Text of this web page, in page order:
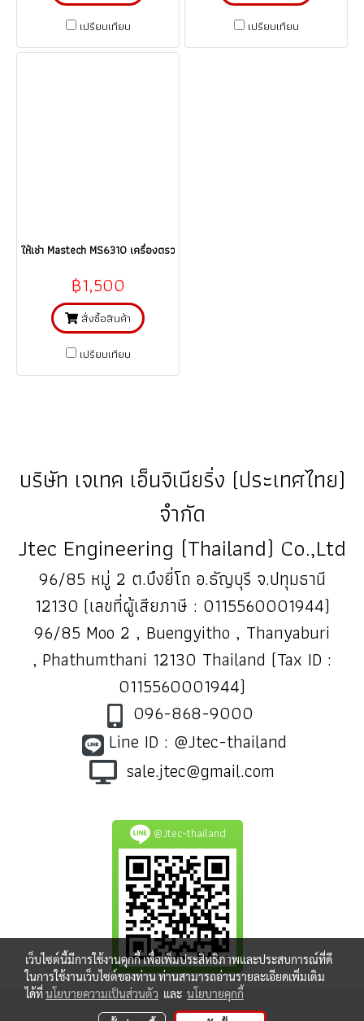
เปรียบเทียบ
เปรียบเทียบ
ให้เช่า Mastech MS6310 เครื่องตรวจจับแก๊ซรั่ว แก๊ซติดไฟ Combustible
฿1,500
สั่งซื้อสินค้า
เปรียบเทียบ
บริษัท เจเทค เอ็นจิเนียริ่ง (ประเทศไทย)
จำกัด
Jtec Engineering (Thailand) Co.,Ltd
96/85 หมู่ 2 ต.บึงยี่โถ อ.ธัญบุรี จ.ปทุมธานี
12130 (เลขที่ผู้เสียภาษี : 0115560001944)
96/85 Moo 2 , Buengyitho , Thanyaburi
, Phathumthani 12130 Thailand (Tax ID :
0115560001944)
096-868-9000
Line ID : @Jtec-thailand
sale.jtec@gmail.com
@Jtec-thailand
เว็บไซต์นี้มีการใช้งานคุกกี้ เพื่อเพิ่มประสิทธิภาพและประสบการณ์ที่ดี
ในการใช้งานเว็บไซต์ของท่าน ท่านสามารถอ่านรายละเอียดเพิ่มเติม
ได้ที่นโยบายความเป็นส่วนตัว และ นโยบายคุกกี้